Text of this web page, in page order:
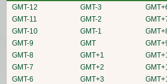
GMT-12
GMT-11
GMT-10
GMT-9
GMT-8
GMT-7
GMT-6
GMT-3
GMT-2
GMT-1
GMT
GMT+1
GMT+2
GMT+3